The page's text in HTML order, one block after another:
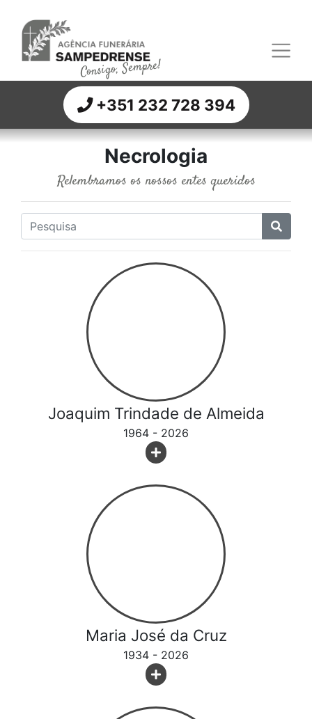
Consigo, Sempre!
+351 232 728 394
Necrologia
Relembramos os nossos entes queridos
Joaquim Trindade de Almeida
1964 - 2026
Maria José da Cruz
1934 - 2026